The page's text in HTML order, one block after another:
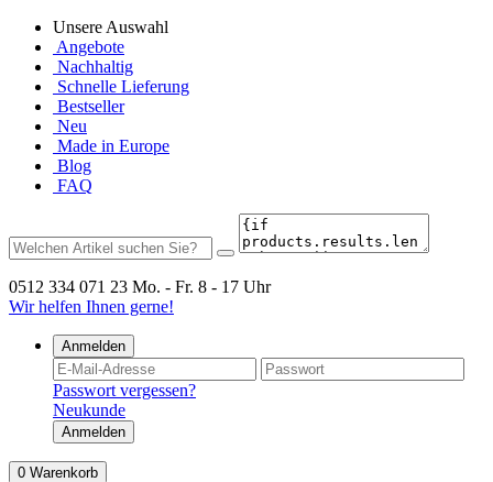
Unsere Auswahl
Angebote
Nachhaltig
Schnelle Lieferung
Bestseller
Neu
Made in Europe
Blog
FAQ
0512 334 071 23 Mo. - Fr. 8 - 17 Uhr
Wir helfen Ihnen gerne!
Anmelden
Passwort vergessen?
Neukunde
Anmelden
0 Warenkorb